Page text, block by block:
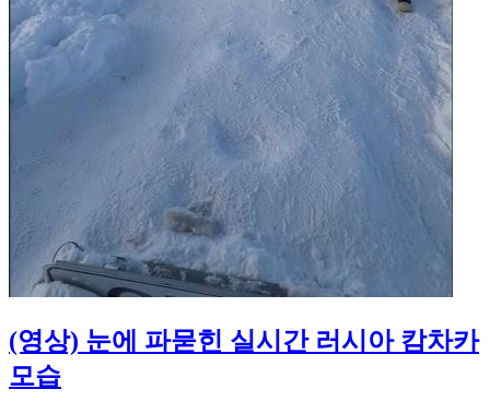
(영상) 눈에 파묻힌 실시간 러시아 캄차카
모습